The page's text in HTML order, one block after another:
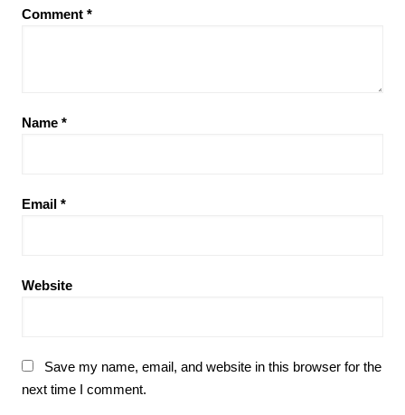
Comment *
Name *
Email *
Website
Save my name, email, and website in this browser for the
next time I comment.